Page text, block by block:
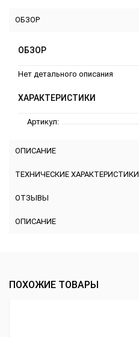
ОБЗОР
ОБЗОР
Нет детального описания
ХАРАКТЕРИСТИКИ
Артикул:
ОПИСАНИЕ
ТЕХНИЧЕСКИЕ ХАРАКТЕРИСТИКИ
ОТЗЫВЫ
ОПИСАНИЕ
ПОХОЖИЕ ТОВАРЫ